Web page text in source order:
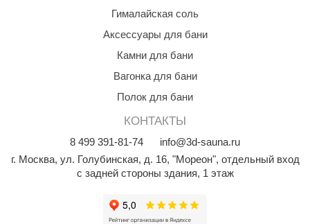
Гималайская соль
Аксессуары для бани
Камни для бани
Вагонка для бани
Полок для бани
КОНТАКТЫ
8 499 391-81-74
info@3d-sauna.ru
г. Москва, ул. Голубинская, д. 16, "Мореон", отдельный вход
с задней стороны здания, 1 этаж